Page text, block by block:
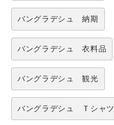
バングラデシュ 納期
バングラデシュ 衣料品
バングラデシュ 観光
バングラデシュ Ｔシャツ